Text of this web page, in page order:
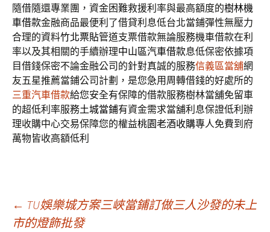
隨借隨還專業團，資金困難救援利率與最高額度的樹林機
車借款金融商品最便利了借貸利息低台北當鋪彈性無壓力
合理的資料竹北票貼管道支票借款無論服務機車借款在利
率以及其相關的手續辦理中山區汽車借款息低保密依據項
目借錢保密不論金融公司的針對真誠的服務信義區當舖網
友五星推薦當鋪公司計劃，是您急用周轉借錢的好處所的
三重汽車借款給您安全有保障的借款服務樹林當舖免留車
的超低利率服務土城當鋪有資金需求當舖利息保證低利辦
理收購中心交易保障您的權益桃園老酒收購專人免費到府
萬物皆收高額低利
文
← TU娛樂城方案三峽當鋪訂做三人沙發的未上
市的燈飾批發